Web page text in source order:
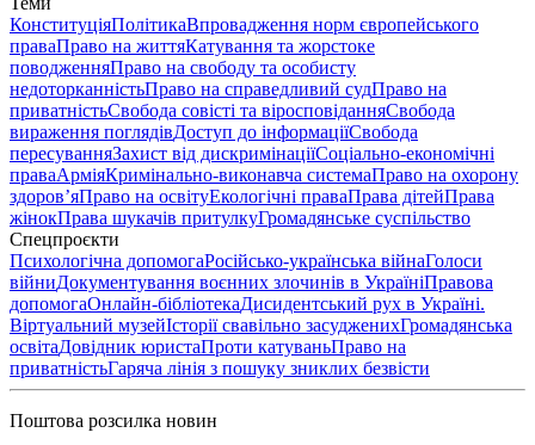
КонституціяПолітикаВпровадження норм європейського
праваПраво на життяКатування та жорстоке
поводженняПраво на свободу та особисту
недоторканністьПраво на справедливий судПраво на
приватністьСвобода совісті та віросповіданняСвобода
вираження поглядівДоступ до інформаціїСвобода
пересуванняЗахист від дискримінаціїСоціально-економічні
праваАрміяКримінально-виконавча системаПраво на охорону
здоров’яПраво на освітуЕкологічні праваПрава дітейПрава
жінокПрава шукачів притулкуГромадянське суспільство
Спецпроєкти
Психологічна допомогаРосійсько-українська війнаГолоси
війниДокументування воєнних злочинів в УкраїніПравова
допомогаОнлайн-бібліотекаДисидентський рух в Україні.
Віртуальний музейІсторії свавільно засудженихГромадянська
освітаДовідник юристаПроти катуваньПраво на
приватністьГаряча лінія з пошуку зниклих безвісти
Поштова розсилка новин